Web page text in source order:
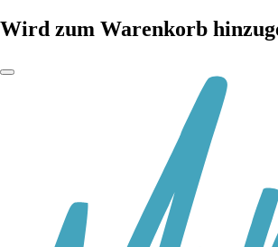
Wird zum Warenkorb